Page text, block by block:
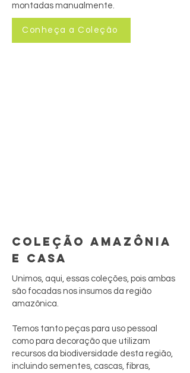
montadas manualmente.
Conheça a Coleção
COLEÇÃO AMAZÔNIA
E CASA
Unimos, aqui, essas coleções, pois ambas
são focadas nos insumos da região
amazônica.
Temos tanto peças para uso pessoal
como para decoração que utilizam
recursos da biodiversidade desta região,
incluindo sementes, cascas, fibras,